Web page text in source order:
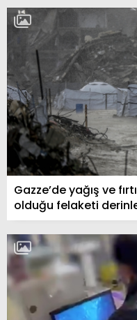
Gazze’de yağış ve
olduğu felaketi